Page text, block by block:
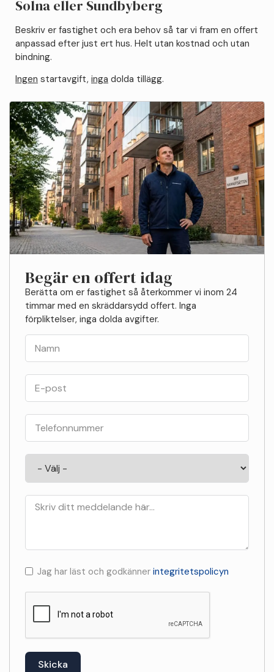
Solna eller Sundbyberg
Beskriv er fastighet och era behov så tar vi fram en offert
anpassad efter just ert hus. Helt utan kostnad och utan
bindning.
Ingen startavgift, inga dolda tillägg.
Begär en offert idag
Berätta om er fastighet så återkommer vi inom 24
timmar med en skräddarsydd offert. Inga
förpliktelser, inga dolda avgifter.
Jag har läst och godkänner integritetspolicyn
Skicka